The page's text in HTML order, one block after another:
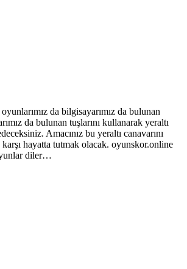
da bilgisayarımız da bulunan
da bulunan tuşlarını kullanarak yeraltı
Amacınız bu yeraltı canavarını
hayatta tutmak olacak. oyunskor.online
diler…